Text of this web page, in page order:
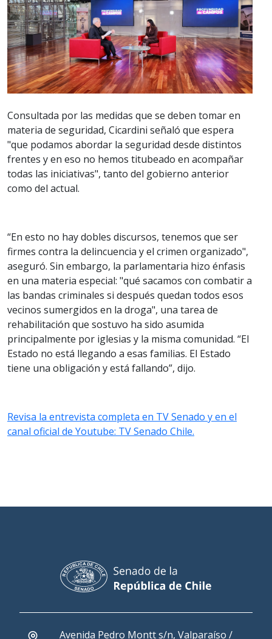
Consultada por las medidas que se deben tomar en
materia de seguridad, Cicardini señaló que espera
"que podamos abordar la seguridad desde distintos
frentes y en eso no hemos titubeado en acompañar
todas las iniciativas", tanto del gobierno anterior
como del actual.
“En esto no hay dobles discursos, tenemos que ser
firmes contra la delincuencia y el crimen organizado",
aseguró. Sin embargo, la parlamentaria hizo énfasis
en una materia especial: "qué sacamos con combatir a
las bandas criminales si después quedan todos esos
vecinos sumergidos en la droga", una tarea de
rehabilitación que sostuvo ha sido asumida
principalmente por iglesias y la misma comunidad. “El
Estado no está llegando a esas familias. El Estado
tiene una obligación y está fallando”, dijo.
Revisa la entrevista completa en TV Senado y en el
canal oficial de Youtube: TV Senado Chile.
Avenida Pedro Montt s/n, Valparaíso /